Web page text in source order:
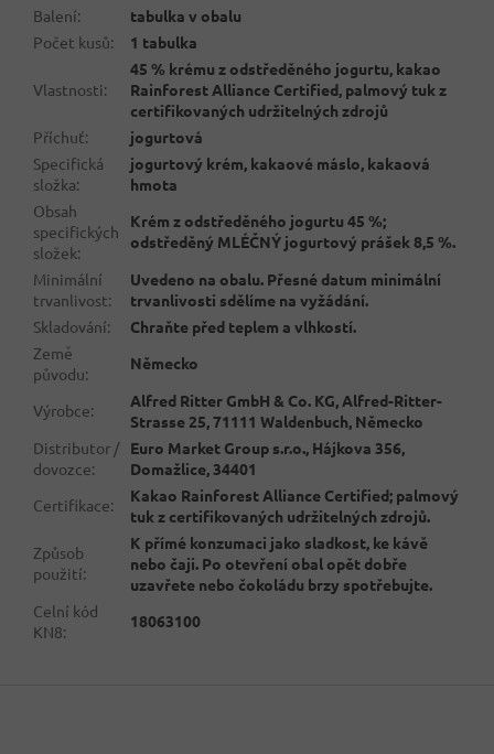
Balení:
tabulka v obalu
Počet kusů: 1 tabulka
Vlastnosti:
45 % krému z odstředěného jogurtu, kakao
Rainforest Alliance Certified, palmový tuk z
certifikovaných udržitelných zdrojů
Příchuť:
jogurtová
Specifická
složka:
jogurtový krém, kakaové máslo, kakaová
hmota
Obsah
specifických
složek:
Krém z odstředěného jogurtu 45 %;
odstředěný MLÉČNÝ jogurtový prášek 8,5 %.
Minimální
trvanlivost:
Uvedeno na obalu. Přesné datum minimální
trvanlivosti sdělíme na vyžádání.
Skladování:
Chraňte před teplem a vlhkostí.
Země
původu:
Německo
Výrobce:
Alfred Ritter GmbH & Co. KG, Alfred-Ritter-
Strasse 25, 71111 Waldenbuch, Německo
Distributor /
dovozce:
Euro Market Group s.r.o., Hájkova 356,
Domažlice, 34401
Certifikace:
Kakao Rainforest Alliance Certified; palmový
tuk z certifikovaných udržitelných zdrojů.
Způsob
použití:
K přímé konzumaci jako sladkost, ke kávě
nebo čaji. Po otevření obal opět dobře
uzavřete nebo čokoládu brzy spotřebujte.
Celní kód
KN8:
18063100